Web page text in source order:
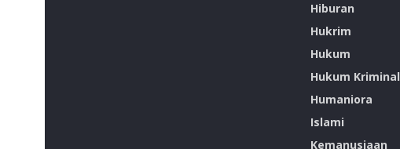
Hiburan
Hukrim
Hukum
Hukum Kriminal
Humaniora
Islami
Kemanusiaan